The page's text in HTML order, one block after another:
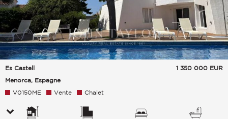
Es Castell
Menorca, Espagne
1 350 000 EUR
V0150ME Vente Chalet